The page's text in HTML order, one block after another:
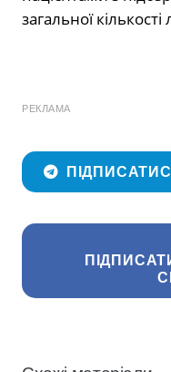
загальної кількості
РЕКЛАМА